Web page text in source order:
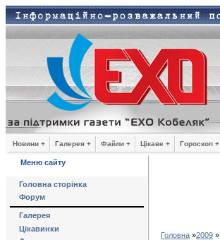
Новини + Галерея + Файли + Цікаве + Гороскоп +
Меню сайту
Головна сторінка
Форум
Галерея
Цікавинки
Головна »2009 »